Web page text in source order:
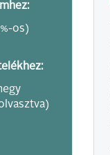
os)